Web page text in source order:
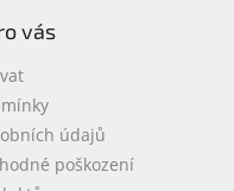
vás
údajů
poškození